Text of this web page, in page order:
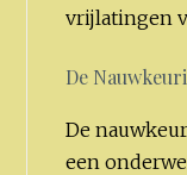
vrijlatingen
De
De
een